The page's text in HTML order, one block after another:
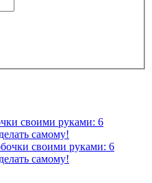
своими руками: 6
самому!